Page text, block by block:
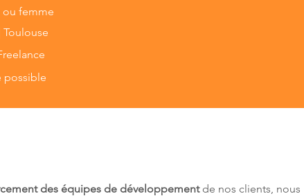
femme
Toulouse
possible
des équipes de développement de nos clients, nous